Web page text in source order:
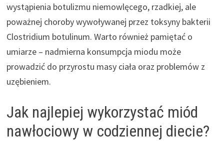
wystąpienia botulizmu niemowlęcego, rzadkiej, ale
poważnej choroby wywoływanej przez toksyny bakterii
Clostridium botulinum. Warto również pamiętać o
umiarze – nadmierna konsumpcja miodu może
prowadzić do przyrostu masy ciała oraz problemów z
uzębieniem.
Jak najlepiej wykorzystać miód
nawłociowy w codziennej diecie?